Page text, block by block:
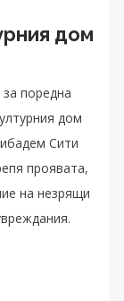
дом
поредна
дом
Сити
проявата,
на незрящи